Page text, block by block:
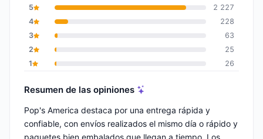
5
2 227
4
228
3
63
2
25
1
26
Resumen de las opiniones
Pop's America destaca por una entrega rápida y
confiable, con envíos realizados el mismo día o rápido y